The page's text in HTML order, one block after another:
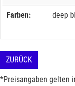
Farben: deep
ZURÜCK
*Preisangaben gelten